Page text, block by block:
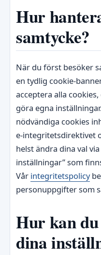
Hur
samtycke?
När du först besöker
en tydlig cookie-
acceptera alla
göra egna
nödvändiga cookies
e‑integritetsdirektivet
helst ändra dina val
inställningar” som
Vår integritetspolicy
personuppgifter som
Hur kan
dina